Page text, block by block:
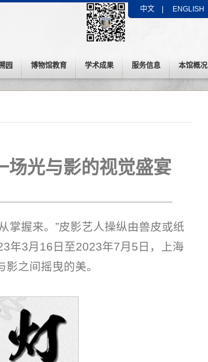
中文 ENGLISH
园 博物馆教育 学术成果 服务信息 本馆概况
光与影的视觉盛宴
掌握来。”皮影艺人操纵由兽皮或纸
年3月16日至2023年7月5日，上海
之间摇曳的美。